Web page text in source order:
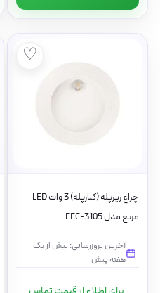
♡
چراغ زیرپله (کنارپله) 3 وات LED
مربع مدل FEC-3105
آخرین بروزرسانی: بیش از یک
هفته پیش